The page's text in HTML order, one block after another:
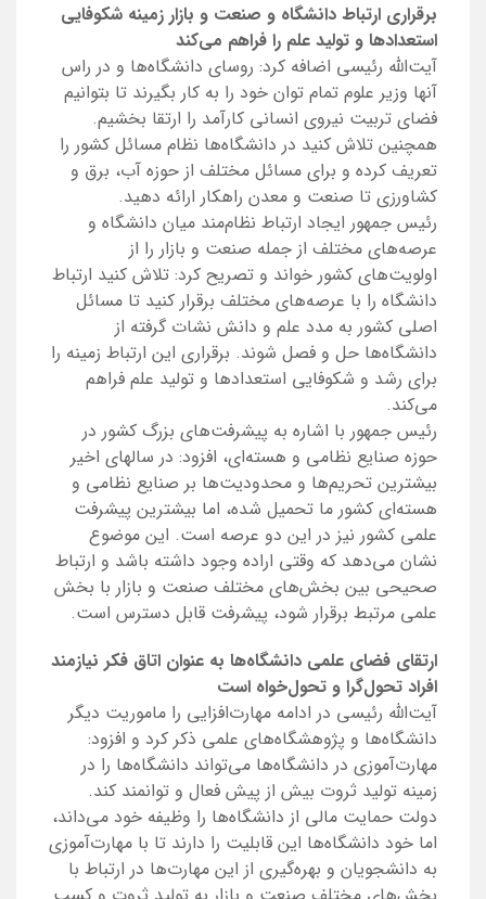
برقراری ارتباط دانشگاه و صنعت و بازار زمینه شکوفایی
استعدادها و تولید علم را فراهم می‌کند
آیت‌الله رئیسی اضافه کرد: روسای دانشگاه‌ها و در راس
آنها وزیر علوم تمام توان خود را به کار بگیرند تا بتوانیم
فضای تربیت نیروی انسانی کارآمد را ارتقا بخشیم.
همچنین تلاش کنید در دانشگاه‌ها نظام مسائل کشور را
تعریف کرده و برای مسائل مختلف از حوزه آب، برق و
کشاورزی تا صنعت و معدن راهکار ارائه دهید.
رئیس جمهور ایجاد ارتباط نظام‌مند میان دانشگاه و
عرصه‌های مختلف از جمله صنعت و بازار را از
اولویت‌های کشور خواند و تصریح کرد: تلاش کنید ارتباط
دانشگاه را با عرصه‌های مختلف برقرار کنید تا مسائل
اصلی کشور به مدد علم و دانش نشات گرفته از
دانشگاه‌ها حل و فصل شوند. برقراری این ارتباط زمینه را
برای رشد و شکوفایی استعدادها و تولید علم فراهم
می‌کند.
رئیس جمهور با اشاره به پیشرفت‌های بزرگ کشور در
حوزه صنایع نظامی و هسته‌ای، افزود: در سالهای اخیر
بیشترین تحریم‌ها و محدودیت‌ها بر صنایع نظامی و
هسته‌ای کشور ما تحمیل شده، اما بیشترین پیشرفت
علمی کشور نیز در این دو عرصه است. این موضوع
نشان می‌دهد که وقتی اراده وجود داشته باشد و ارتباط
صحیحی بین بخش‌های مختلف صنعت و بازار با بخش
علمی مرتبط برقرار شود، پیشرفت قابل دسترس است.
ارتقای فضای علمی دانشگاه‌ها به عنوان اتاق فکر نیازمند
افراد تحول‌گرا و تحول‌خواه است
آیت‌الله رئیسی در ادامه مهارت‌افزایی را ماموریت دیگر
دانشگاه‌ها و پژوهشگاه‌های علمی ذکر کرد و افزود:
مهارت‌آموزی در دانشگاه‌ها می‌تواند دانشگاه‌ها را در
زمینه تولید ثروت بیش از پیش فعال و توانمند کند.
دولت حمایت مالی از دانشگاه‌ها را وظیفه خود می‌داند،
اما خود دانشگاه‌ها این قابلیت را دارند تا با مهارت‌آموزی
به دانشجویان و بهره‌گیری از این مهارت‌ها در ارتباط با